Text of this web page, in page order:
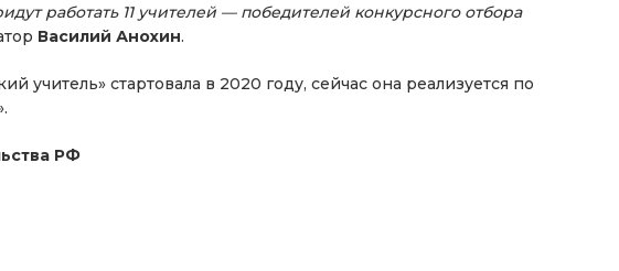
работать 11 учителей — победителей конкурсного отбора
Василий Анохин.
учитель» стартовала в 2020 году, сейчас она реализуется по
РФ